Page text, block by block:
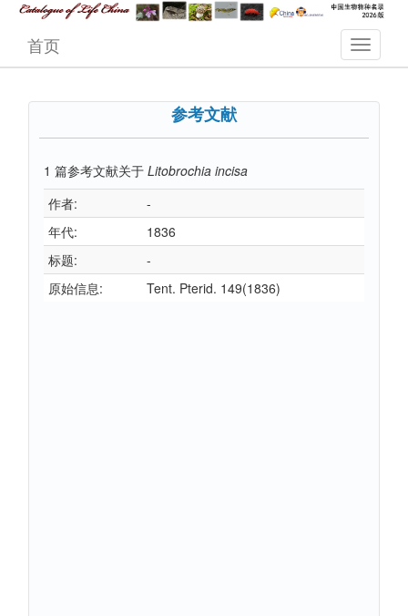
首页
参考文献
1 篇参考文献关于 Litobrochia incisa
作者:
-
年代:
1836
标题:
-
原始信息:
Tent. Pterid. 149(1836)